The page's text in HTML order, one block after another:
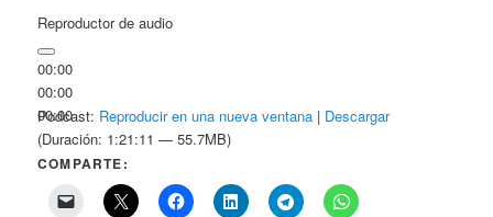
Reproductor de audio
00:00
00:00
00:00
Podcast: Reproducir en una nueva ventana | Descargar
(Duración: 1:21:11 — 55.7MB)
COMPARTE: